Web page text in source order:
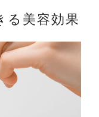
る美容効果